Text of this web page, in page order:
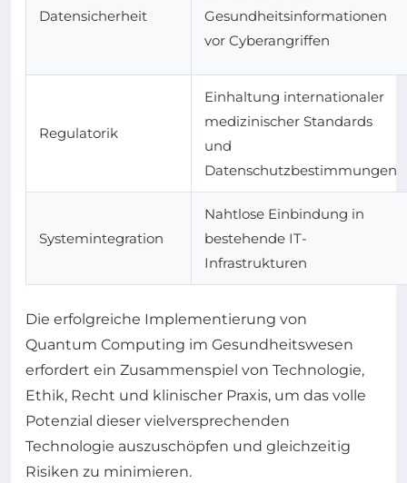
Datensicherheit
Gesundheitsinformationen
vor Cyberangriffen
Regulatorik
Einhaltung internationaler
medizinischer Standards
und
Datenschutzbestimmungen
Systemintegration
Nahtlose Einbindung in
bestehende IT-
Infrastrukturen
Die erfolgreiche Implementierung von
Quantum Computing im Gesundheitswesen
erfordert ein Zusammenspiel von Technologie,
Ethik, Recht und klinischer Praxis, um das volle
Potenzial dieser vielversprechenden
Technologie auszuschöpfen und gleichzeitig
Risiken zu minimieren.